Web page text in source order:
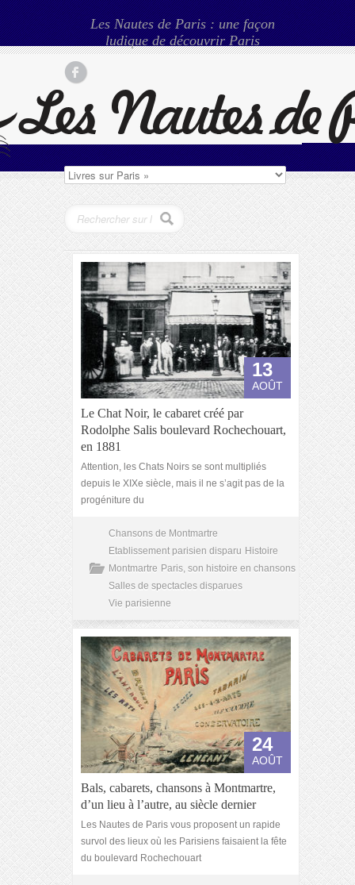
Les Nautes de Paris : une façon
ludique de découvrir Paris
13
AOÛT
Le Chat Noir, le cabaret créé par
Rodolphe Salis boulevard Rochechouart,
en 1881
Attention, les Chats Noirs se sont multipliés
depuis le XIXe siècle, mais il ne s’agit pas de la
progéniture du
Chansons de Montmartre
Etablissement parisien disparu Histoire
Montmartre Paris, son histoire en chansons
Salles de spectacles disparues
Vie parisienne
24
AOÛT
Bals, cabarets, chansons à Montmartre,
d’un lieu à l’autre, au siècle dernier
Les Nautes de Paris vous proposent un rapide
survol des lieux où les Parisiens faisaient la fête
du boulevard Rochechouart